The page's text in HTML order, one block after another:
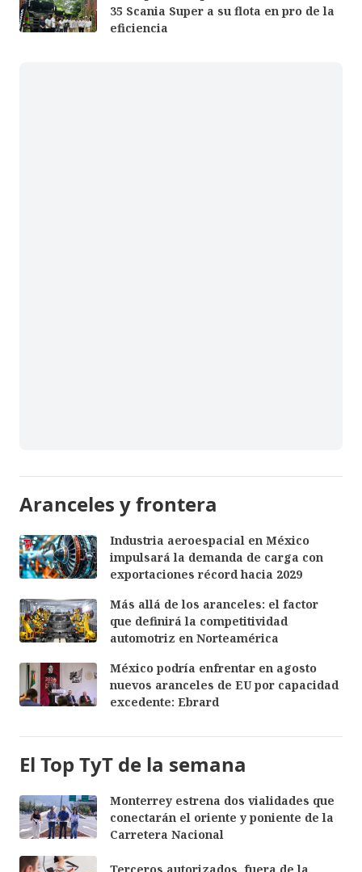
35 Scania Super a su flota en pro de la
eficiencia
Aranceles y frontera
Industria aeroespacial en México
impulsará la demanda de carga con
exportaciones récord hacia 2029
Más allá de los aranceles: el factor
que definirá la competitividad
automotriz en Norteamérica
México podría enfrentar en agosto
nuevos aranceles de EU por capacidad
excedente: Ebrard
El Top TyT de la semana
Monterrey estrena dos vialidades que
conectarán el oriente y poniente de la
Carretera Nacional